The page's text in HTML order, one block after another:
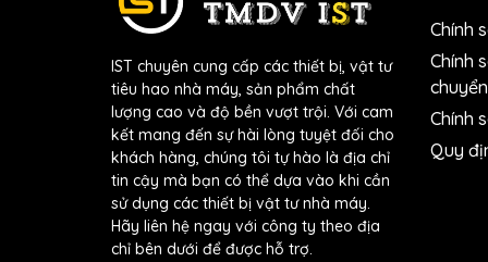
IST chuyên cung cấp các thiết bị, vật tư
tiêu hao nhà máy, sản phẩm chất
lượng cao và độ bền vượt trội. Với cam
kết mang đến sự hài lòng tuyệt đối cho
khách hàng, chúng tôi tự hào là địa chỉ
tin cậy mà bạn có thể dựa vào khi cần
sử dụng các thiết bị vật tư nhà máy.
Hãy liên hệ ngay với công ty theo địa
chỉ bên dưới để được hỗ trợ.
Chính
Chính
chuyển
Chính
Quy